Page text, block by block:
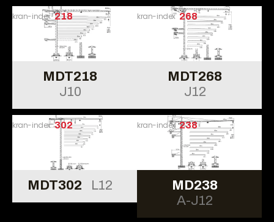
kran-index 218
MDT218
J10
kran-index 268
MDT268
J12
kran-index 302
MDT302 L12
kran-index 238
MD238
A-J12